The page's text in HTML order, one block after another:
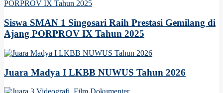
Siswa SMAN 1 Singosari Raih Prestasi Gemilang di
Ajang PORPROV IX Tahun 2025
Juara Madya I LKBB NUWUS Tahun 2026